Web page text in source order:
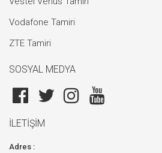
Vodafone Tamiri
ZTE Tamiri
SOSYAL MEDYA
İLETİŞİM
Adres :